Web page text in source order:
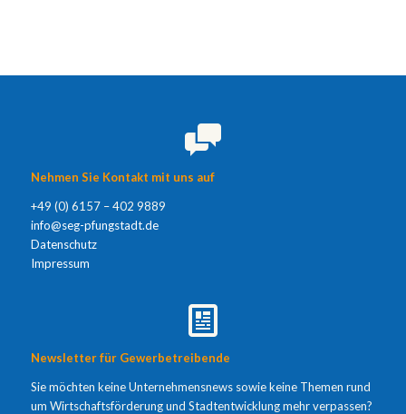
Nehmen Sie Kontakt mit uns auf
+49 (0) 6157 – 402 9889
info@seg-pfungstadt.de
Datenschutz
Impressum
Newsletter für Gewerbetreibende
Sie möchten keine Unternehmensnews sowie keine Themen rund
um Wirtschaftsförderung und Stadtentwicklung mehr verpassen?